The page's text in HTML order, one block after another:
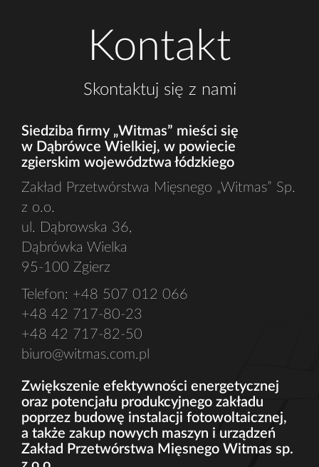
Kontakt
Skontaktuj się z nami
Siedziba firmy „Witmas” mieści się
w Dąbrówce Wielkiej, w powiecie
zgierskim województwa łódzkiego
Zakład Przetwórstwa Mięsnego „Witmas” Sp.
z o.o.
ul. Dąbrowska 36,
Dąbrówka Wielka
95-100 Zgierz
Telefon: +48 507 012 066
+48 42 717-80-23
+48 42 717-82-50
biuro@witmas.com.pl
Zwiększenie efektywności energetycznej
oraz potencjału produkcyjnego zakładu
poprzez budowę instalacji fotowoltaicznej,
a także zakup nowych maszyn i urządzeń
Zakład Przetwórstwa Mięsnego Witmas sp.